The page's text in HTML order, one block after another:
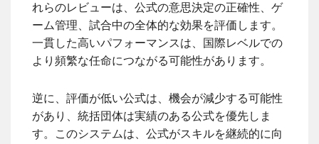
れらのレビューは、公式の意思決定の正確性、ゲ
ーム管理、試合中の全体的な効果を評価します。
一貫した高いパフォーマンスは、国際レベルでの
より頻繁な任命につながる可能性があります。
逆に、評価が低い公式は、機会が減少する可能性
があり、統括団体は実績のある公式を優先しま
す。このシステムは、公式がスキルを継続的に向